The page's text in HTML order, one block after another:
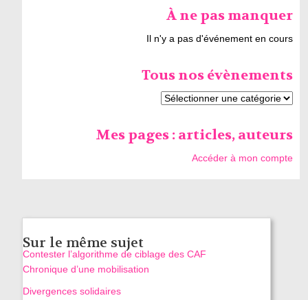
À ne pas manquer
Il n'y a pas d'événement en cours
Tous nos évènements
Mes pages : articles, auteurs
Accéder à mon compte
Sur le même sujet
Contester l’algorithme de ciblage des CAF
Chronique d’une mobilisation
Divergences solidaires